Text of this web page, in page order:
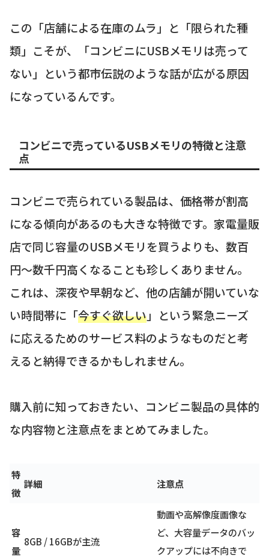
この「店舗による在庫のムラ」と「限られた種
類」こそが、「コンビニにUSBメモリは売って
ない」という都市伝説のような話が広がる原因
になっているんです。
コンビニで売っているUSBメモリの特徴と注意
点
コンビニで売られている製品は、価格帯が割高
になる傾向があるのも大きな特徴です。家電量販
店で同じ容量のUSBメモリを買うよりも、数百
円〜数千円高くなることも珍しくありません。
これは、深夜や早朝など、他の店舗が開いていな
い時間帯に「今すぐ欲しい」という緊急ニーズ
に応えるためのサービス料のようなものだと考
えると納得できるかもしれません。
購入前に知っておきたい、コンビニ製品の具体的
な内容物と注意点をまとめてみました。
特
徴
詳細 注意点
容
量
8GB / 16GBが主流
動画や高解像度画像な
ど、大容量データのバッ
クアップには不向きで